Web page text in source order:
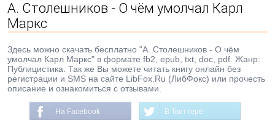
А. Столешников - О чём умолчал Карл
Маркс
Здесь можно скачать бесплатно "А. Столешников - О чём
умолчал Карл Маркс" в формате fb2, epub, txt, doc, pdf. Жанр:
Публицистика. Так же Вы можете читать книгу онлайн без
регистрации и SMS на сайте LibFox.Ru (ЛибФокс) или прочесть
описание и ознакомиться с отзывами.
На Facebook В Твиттере